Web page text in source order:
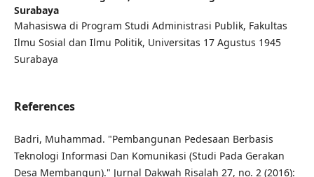
Surabaya
Mahasiswa di Program Studi Administrasi Publik, Fakultas
Ilmu Sosial dan Ilmu Politik, Universitas 17 Agustus 1945
Surabaya
References
Badri, Muhammad. "Pembangunan Pedesaan Berbasis
Teknologi Informasi Dan Komunikasi (Studi Pada Gerakan
Desa Membangun)." Jurnal Dakwah Risalah 27, no. 2 (2016):